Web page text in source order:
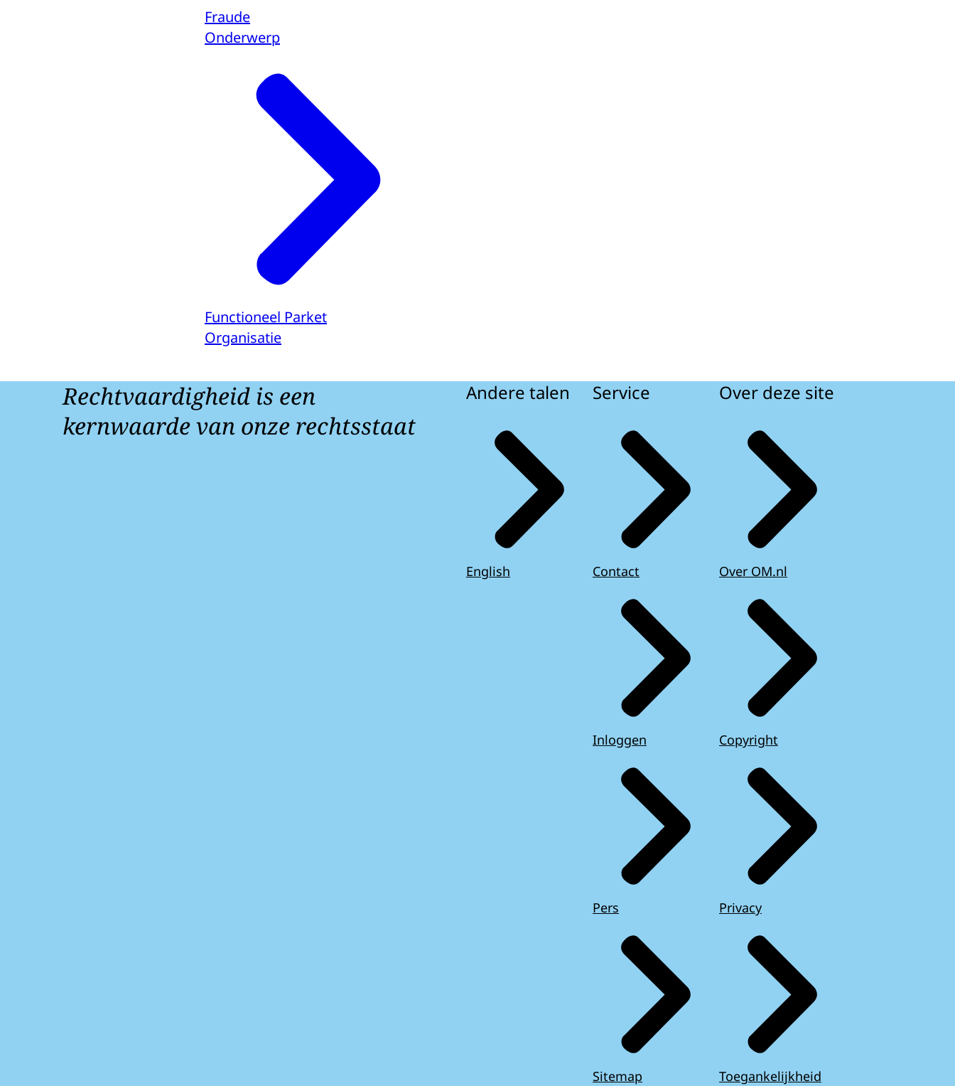
Fraude
Onderwerp
Functioneel Parket
Organisatie
Rechtvaardigheid is een
kernwaarde van onze rechtsstaat
Andere talen
English
Service
Contact
Inloggen
Pers
Sitemap
Over deze site
Over OM.nl
Copyright
Privacy
Toegankelijkheid